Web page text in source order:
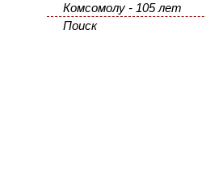
Комсомолу - 105 лет
Поиск